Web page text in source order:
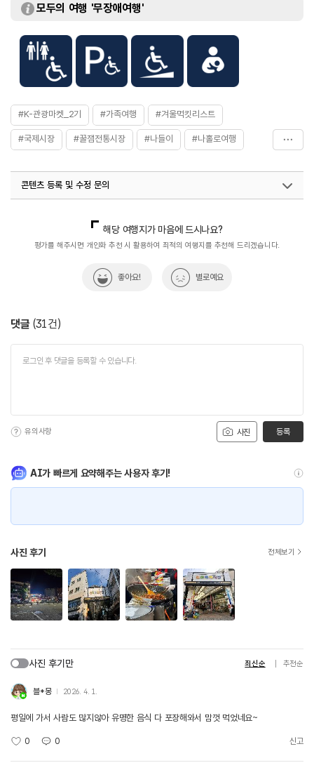
모두의 여행 '무장애여행'
#K-관광마켓_2기 #가족여행 #겨울먹킷리스트
#국제시장 #꿀잼전통시장 #나들이 #나홀로여행
#마을축제 #먹거리
#아이와함께 #역사·문화가있는시장
#전통시장_먹킷리스트 #체험학습
콘텐츠 등록 및 수정 문의
지역관광육성팀(전통시장 K-관광마켓 10선)
033-738-3637
해당 여행지가 마음에 드시나요?
평가를 해주시면 개인화 추천 시 활용하여 최적의 여행지를 추천해 드리겠습니다.
좋아요! 별로예요
댓글 (31건)
사진
유의사항 등록
AI가 빠르게 요약해주는 사용자 후기!
사진 후기 전체보기
사진 후기만 최신순 추천순
블*몽 2026. 4. 1.
평일에 가서 사람도 많지않아 유명한 음식 다 포장해와서 맘껏 먹었네요~
0 0 신고